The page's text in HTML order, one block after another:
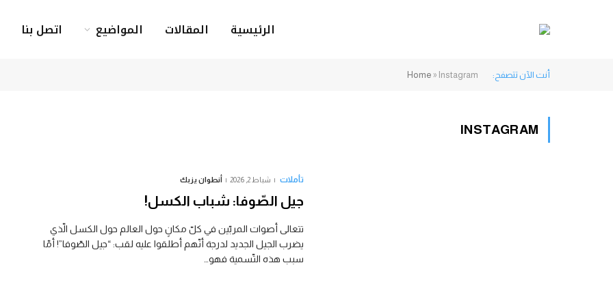
الرئيسية المقالات المواضيع اتصل بنا
أنت الآن تتصفح: Home » Instagram
INSTAGRAM
تأملات شباط 2, 2026 أنطوان يزبك
جيل الصّوفا: شباب الكسل!
تتعالى أصوات المربّين في كلّ مكانٍ حول العالم حول الكسل الّذي
يضرب الجيل الجديد لدرجة أنّهم أطلقوا عليه لقب: “جيل الصّوفا”! أمّا
سبب هذه التّسمية فهو…